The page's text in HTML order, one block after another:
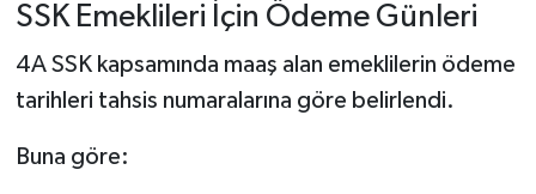
SSK Emeklileri İçin Ödeme Günleri
4A SSK kapsamında maaş alan emeklilerin ödeme
tarihleri tahsis numaralarına göre belirlendi.
Buna göre: